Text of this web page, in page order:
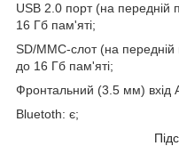
USB 2.0 порт (на передній
16 Гб пам'яті;
SD/MMC-слот (на
до 16 Гб пам'яті;
Фронтальний (3.5 мм) вхід
Bluetoth: є;